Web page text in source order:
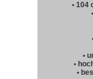
• 104
•
•
•